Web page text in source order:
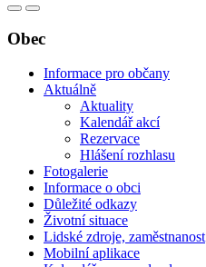
Obec
Informace pro občany
Aktuálně
Aktuality
Kalendář akcí
Rezervace
Hlášení rozhlasu
Fotogalerie
Informace o obci
Důležité odkazy
Životní situace
Lidské zdroje, zaměstnanost
Mobilní aplikace